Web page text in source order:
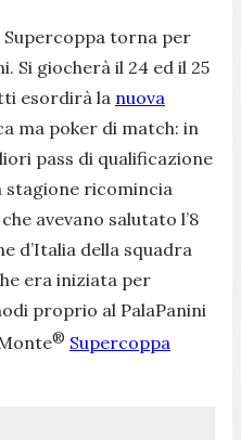
Supercoppa torna per
Si giocherà il 24 ed il 25
esordirà la nuova
ma poker di match: in
pass di qualificazione
stagione ricomincia
avevano salutato l’8
d’Italia della squadra
era iniziata per
proprio al PalaPanini
® Supercoppa